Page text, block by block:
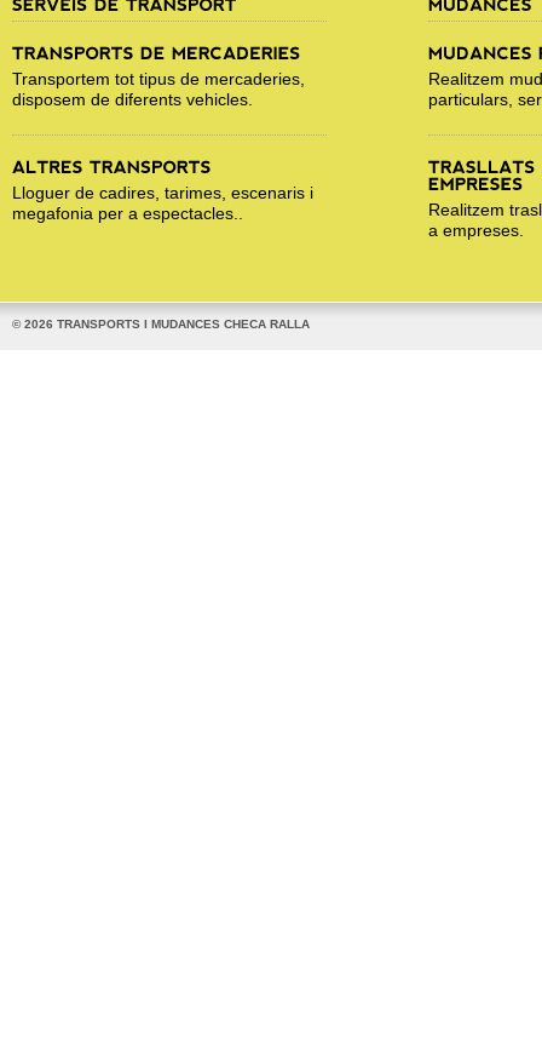
Transportem tot tipus de mercaderies,
disposem de diferents vehicles.
Lloguer de cadires, tarimes, escenaris i
megafonia per a espectacles..
Realitzem
particulars,
Realitzem
a empreses.
© 2026 TRANSPORTS I MUDANCES CHECA RALLA